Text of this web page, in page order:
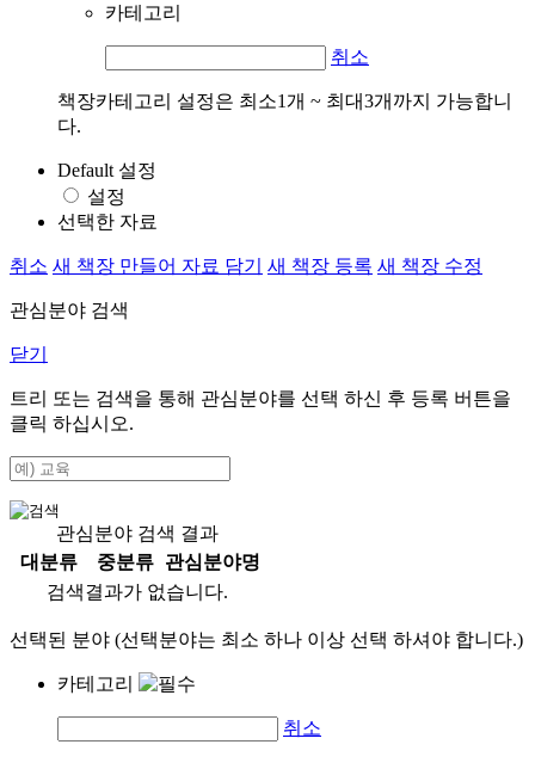
카테고리
취소
책장카테고리 설정은 최소1개 ~ 최대3개까지 가능합니
다.
Default 설정
설정
선택한 자료
취소 새 책장 만들어 자료 담기 새 책장 등록 새 책장 수정
관심분야 검색
닫기
트리 또는 검색을 통해 관심분야를 선택 하신 후 등록 버튼을
클릭 하십시오.
관심분야 검색 결과
대분류
중분류
관심분야명
검색결과가 없습니다.
선택된 분야 (선택분야는 최소 하나 이상 선택 하셔야 합니다.)
카테고리
취소